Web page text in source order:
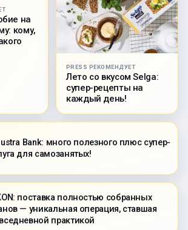
на
кому,
PRESS РЕКОМЕНДУЕТ
Лето со вкусом Selga:
супер-рецепты на
каждый день!
Bank: много полезного плюс супер-
для самозанятых!
поставка полностью собранных
— уникальная операция, ставшая
практикой